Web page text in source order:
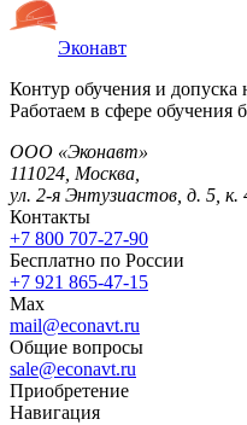
Эконавт
Контур обучения и допуска
Работаем в сфере обучения
ООО «Эконавт»
111024 Москва
ул. 2-я Энтузиастов, д. 5, к.
Контакты
+7 800 707-27-90
Бесплатно по России
+7 921 865-47-15
Max
mail@econavt.ru
Общие вопросы
sale@econavt.ru
Приобретение
Навигация